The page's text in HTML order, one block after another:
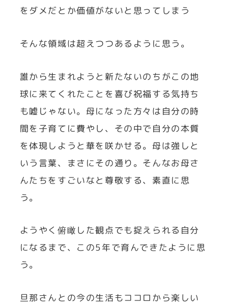
をダメだとか価値がないと思ってしまう
そんな領域は超えつつあるように思う。
誰から生まれようと新たないのちがこの地
球に来てくれたことを喜び祝福する気持ち
も嘘じゃない。母になった方々は自分の時
間を子育てに費やし、その中で自分の本質
を体現しようと華を咲かせる。母は強しと
いう言葉、まさにその通り。そんなお母さ
んたちをすごいなと尊敬する、素直に思
う。
ようやく俯瞰した観点でも捉えられる自分
になるまで、この5年で育んできたように思
う。
旦那さんとの今の生活もココロから楽しい